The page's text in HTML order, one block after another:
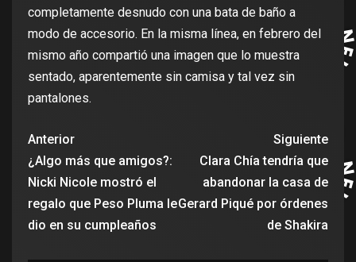
completamente desnudo con una bata de baño a
modo de accesorio. En la misma línea, en febrero del
mismo año compartió una imagen que lo muestra
sentado, aparentemente sin camisa y tal vez sin
pantalones.
Anterior
¿Algo más que amigos?:
Nicki Nicole mostró el
regalo que Peso Pluma le
dio en su cumpleaños
Siguiente
Clara Chía tendría que
abandonar la casa de
Gerard Piqué por órdenes
de Shakira